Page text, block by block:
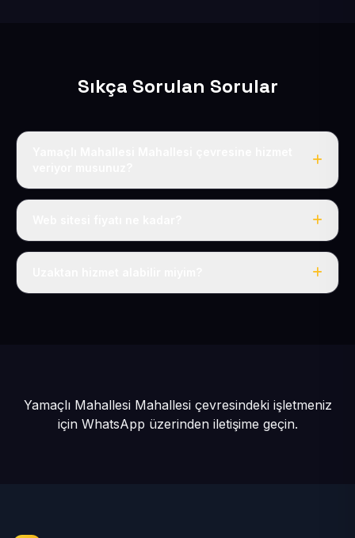
Sıkça Sorulan Sorular
Evet, Yamaçlı Mahallesi dahil tüm Talas Köyler ve Talas
Tek fiyat: yılda 50 USD + KDV, her şey dahil.
Yamaçlı Mahallesi Mahallesi çevresindeki işletmeniz
için WhatsApp üzerinden iletişime geçin.